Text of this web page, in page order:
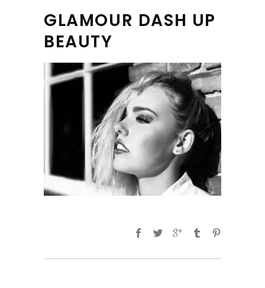
GLAMOUR DASH UP
BEAUTY